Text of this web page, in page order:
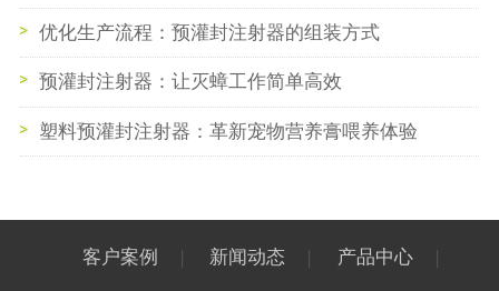
优化生产流程：预灌封注射器的组装方式
预灌封注射器：让灭蟑工作简单高效
塑料预灌封注射器：革新宠物营养膏喂养体验
客户案例 新闻动态 产品中心